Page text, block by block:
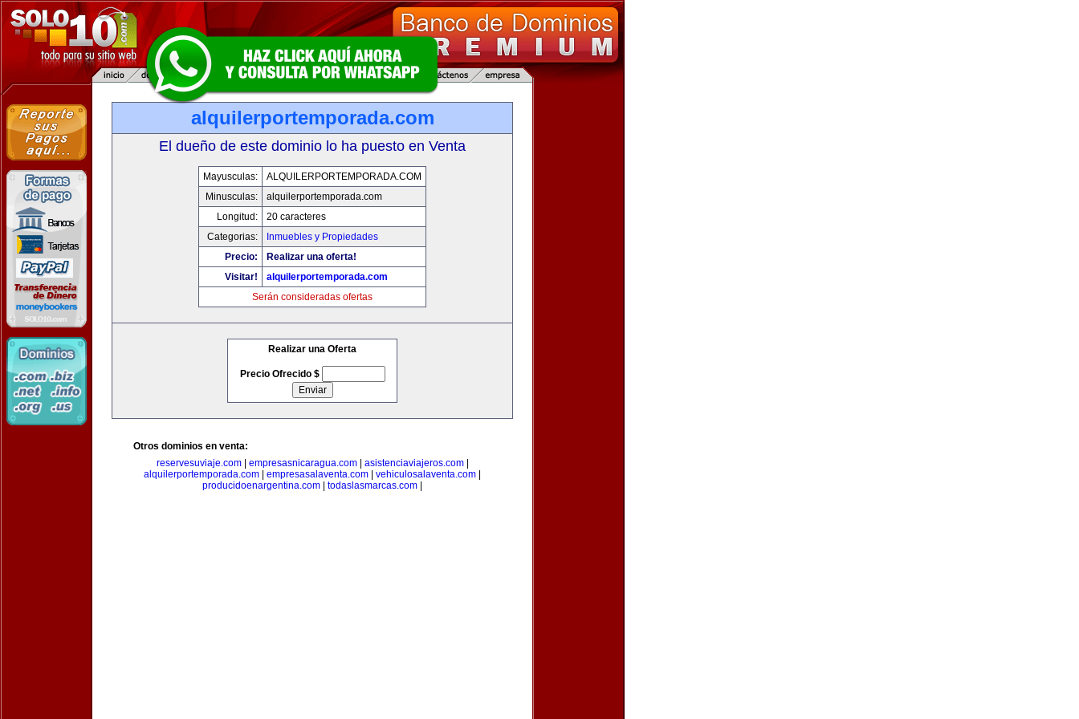
alquilerportemporada.com
El dueño de este dominio lo ha puesto en Venta
Mayusculas:
ALQUILERPORTEMPORADA.COM
Minusculas:
alquilerportemporada.com
Longitud:
20 caracteres
Categorias:
Inmuebles y Propiedades
Precio:
Realizar una oferta!
Visitar!
alquilerportemporada.com
Serán consideradas ofertas
Realizar una Oferta
Precio Ofrecido $
Otros dominios en venta:
reservesuviaje.com| empresasnicaragua.com| asistenciaviajeros.com|
alquilerportemporada.com
empresasalaventa.com vehiculosalaventa.com
producidoenargentina.com
todaslasmarcas.com